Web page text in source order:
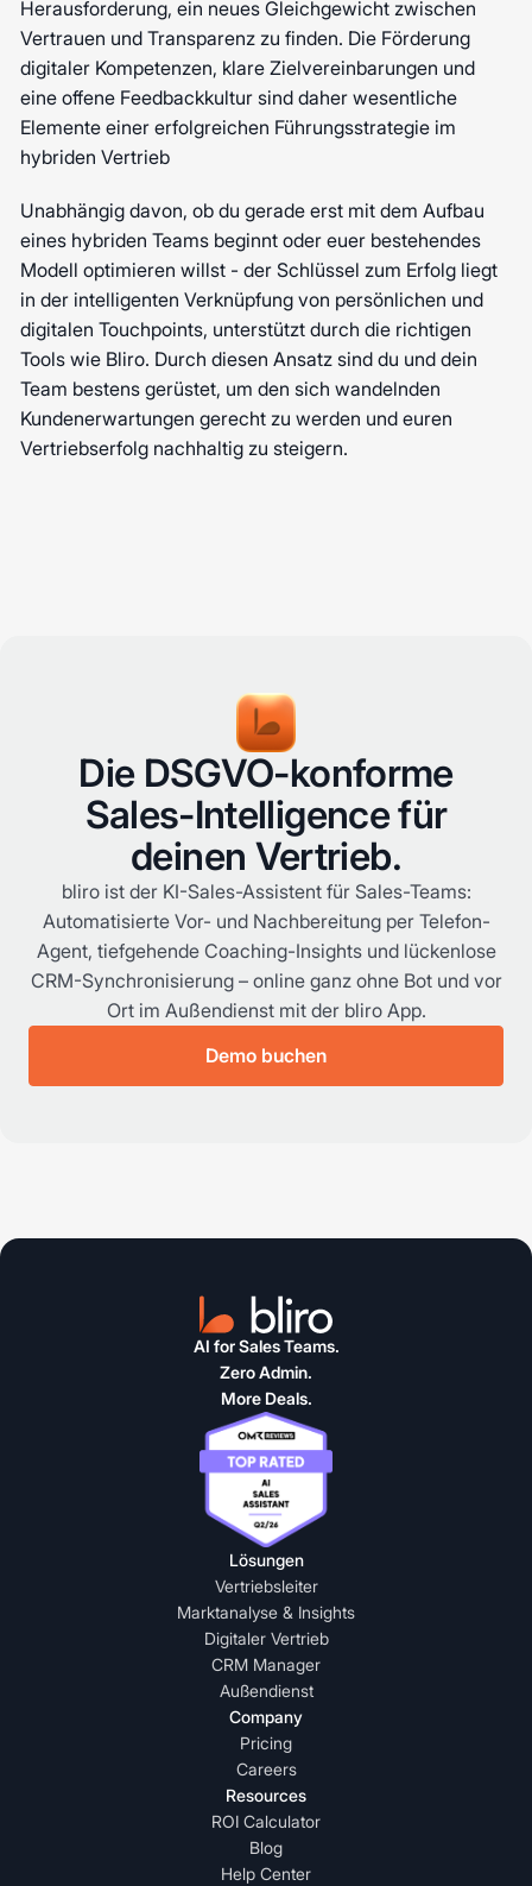
Herausforderung, ein neues Gleichgewicht zwischen
Vertrauen und Transparenz zu finden. Die Förderung
digitaler Kompetenzen, klare Zielvereinbarungen und
eine offene Feedbackkultur sind daher wesentliche
Elemente einer erfolgreichen Führungsstrategie im
hybriden Vertrieb
Unabhängig davon, ob du gerade erst mit dem Aufbau
eines hybriden Teams beginnt oder euer bestehendes
Modell optimieren willst - der Schlüssel zum Erfolg liegt
in der intelligenten Verknüpfung von persönlichen und
digitalen Touchpoints, unterstützt durch die richtigen
Tools wie Bliro. Durch diesen Ansatz sind du und dein
Team bestens gerüstet, um den sich wandelnden
Kundenerwartungen gerecht zu werden und euren
Vertriebserfolg nachhaltig zu steigern.
Die DSGVO-konforme
Sales-Intelligence für
deinen Vertrieb.
bliro ist der KI-Sales-Assistent für Sales-Teams:
Automatisierte Vor- und Nachbereitung per Telefon-
Agent, tiefgehende Coaching-Insights und lückenlose
CRM-Synchronisierung – online ganz ohne Bot und vor
Ort im Außendienst mit der bliro App.
Demo buchen
AI for Sales Teams.
Zero Admin.
More Deals.
Lösungen
Vertriebsleiter
Marktanalyse & Insights
Digitaler Vertrieb
CRM Manager
Außendienst
Company
Pricing
Careers
Resources
ROI Calculator
Blog
Help Center